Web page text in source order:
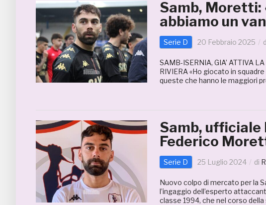
Samb, Moretti:
abbiamo un
Serie D 20 Febbraio 2025
SAMB-ISERNIA, GIA’ ATTIVA
RIVIERA «Ho giocato in
queste che hanno le maggiori
Samb, ufficiale
Federico
Serie D 25 Luglio 2024 di
Nuovo colpo di mercato per la
l’ingaggio dell’esperto
classe 1994, che nel corso